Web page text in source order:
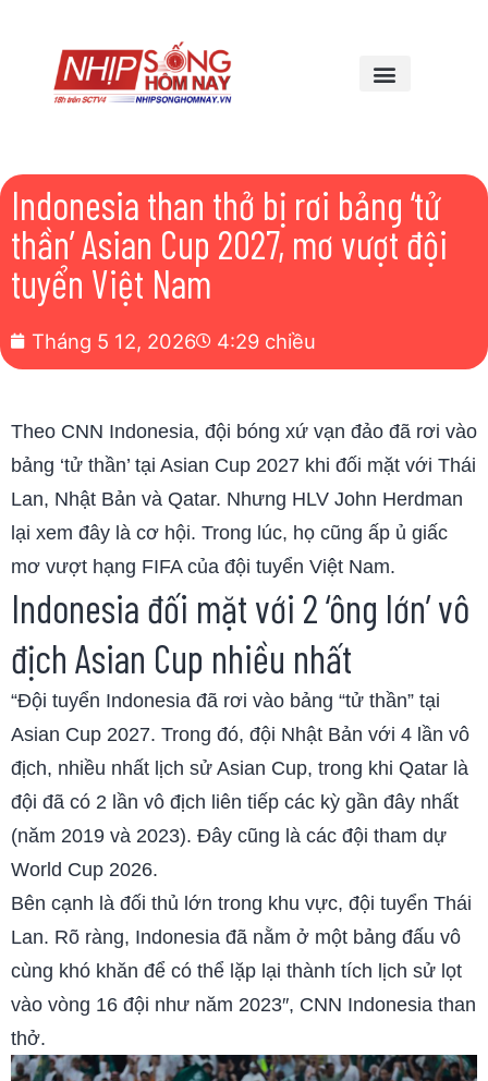
Indonesia than thở bị rơi bảng ‘tử
thần’ Asian Cup 2027, mơ vượt đội
tuyển Việt Nam
Tháng 5 12, 2026 4:29 chiều
Theo CNN Indonesia, đội bóng xứ vạn đảo đã rơi vào
bảng ‘tử thần’ tại Asian Cup 2027 khi đối mặt với Thái
Lan, Nhật Bản và Qatar. Nhưng HLV John Herdman
lại xem đây là cơ hội. Trong lúc, họ cũng ấp ủ giấc
mơ vượt hạng FIFA của đội tuyển Việt Nam.
Indonesia đối mặt với 2 ‘ông lớn’ vô
địch Asian Cup nhiều nhất
“Đội tuyển Indonesia đã rơi vào bảng “tử thần” tại
Asian Cup 2027. Trong đó, đội Nhật Bản với 4 lần vô
địch, nhiều nhất lịch sử Asian Cup, trong khi Qatar là
đội đã có 2 lần vô địch liên tiếp các kỳ gần đây nhất
(năm 2019 và 2023). Đây cũng là các đội tham dự
World Cup 2026.
Bên cạnh là đối thủ lớn trong khu vực, đội tuyển Thái
Lan. Rõ ràng, Indonesia đã nằm ở một bảng đấu vô
cùng khó khăn để có thể lặp lại thành tích lịch sử lọt
vào vòng 16 đội như năm 2023″, CNN Indonesia than
thở.